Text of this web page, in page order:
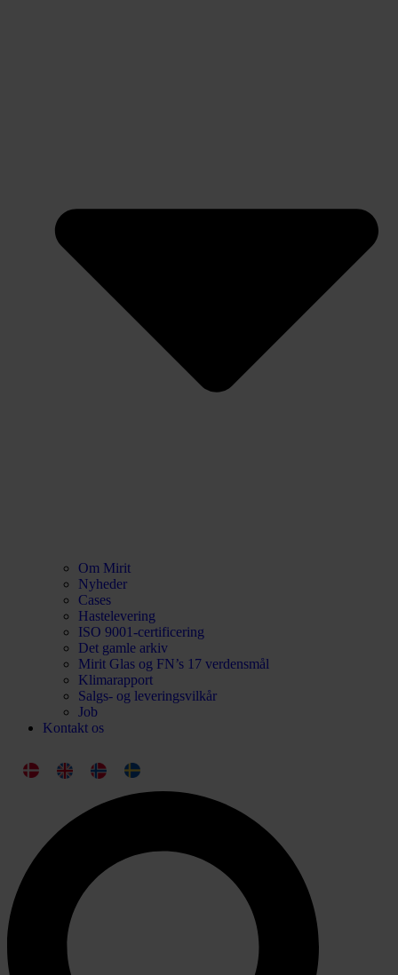
Om Mirit
Nyheder
Cases
Hastelevering
ISO 9001-certificering
Det gamle arkiv
Mirit Glas og FN’s 17 verdensmål
Klimarapport
Salgs- og leveringsvilkår
Job
Kontakt os